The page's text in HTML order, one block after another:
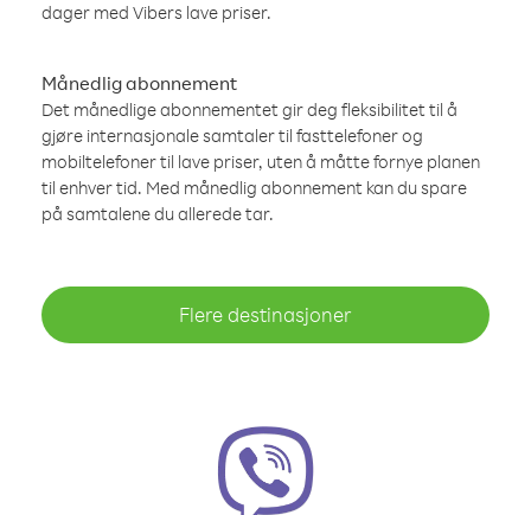
dager med Vibers lave priser.
Månedlig abonnement
Det månedlige abonnementet gir deg fleksibilitet til å
gjøre internasjonale samtaler til fasttelefoner og
mobiltelefoner til lave priser, uten å måtte fornye planen
til enhver tid. Med månedlig abonnement kan du spare
på samtalene du allerede tar.
Flere destinasjoner